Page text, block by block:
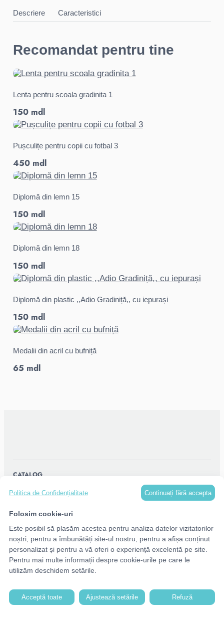
Descriere Caracteristici
Recomandat pentru tine
Lenta pentru scoala gradinita 1
150 mdl
Pușculițe pentru copii cu fotbal 3
450 mdl
Diplomă din lemn 15
150 mdl
Diplomă din lemn 18
150 mdl
Diplomă din plastic ,,Adio Gradiniță,, cu iepurași
150 mdl
Medalii din acril cu bufniță
65 mdl
CATALOG
CONTACTE
Politica de Confidențialitate Continuați fără accepta
Folosim cookie-uri
Este posibil să plasăm acestea pentru analiza datelor vizitatorilor
noștri, pentru a îmbunătăți site-ul nostru, pentru a afișa conținut
personalizat și pentru a vă oferi o experiență excelentă pe site.
Pentru mai multe informații despre cookie-urile pe care le
utilizăm deschidem setările.
Acceptă toate Ajustează setările Refuză